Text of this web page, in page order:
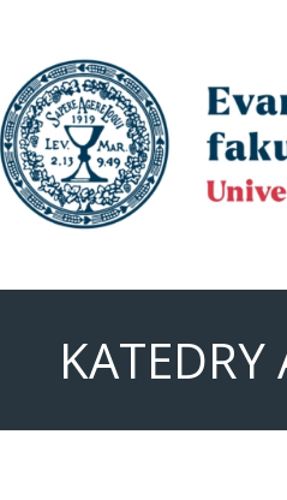
KATEDRY